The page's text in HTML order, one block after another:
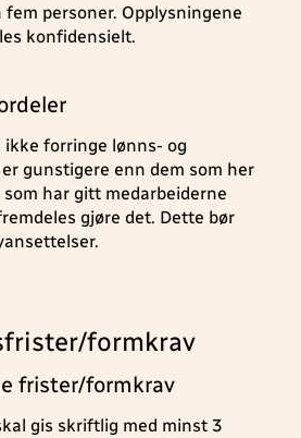
personer. Opplysningene
konfidensielt.
ikke forringe lønns- og
gunstigere enn dem som her
har gitt medarbeiderne
gjøre det. Dette bør
formkrav
frister/formkrav
gis skriftlig med minst 3